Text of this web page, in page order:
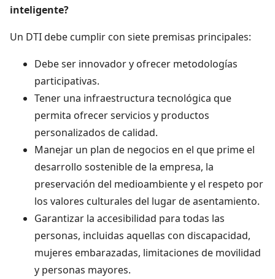
inteligente?
Un DTI debe cumplir con siete premisas principales:
Debe ser innovador y ofrecer metodologías
participativas.
Tener una infraestructura tecnológica que
permita ofrecer servicios y productos
personalizados de calidad.
Manejar un plan de negocios en el que prime el
desarrollo sostenible de la empresa, la
preservación del medioambiente y el respeto por
los valores culturales del lugar de asentamiento.
Garantizar la accesibilidad para todas las
personas, incluidas aquellas con discapacidad,
mujeres embarazadas, limitaciones de movilidad
y personas mayores.